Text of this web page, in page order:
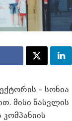
– სონია
მისი წასვლის